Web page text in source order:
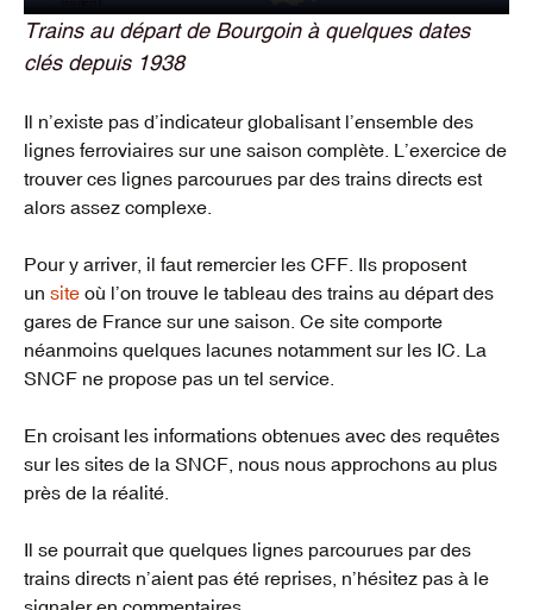
Trains au départ de Bourgoin à quelques dates
clés depuis 1938
Il n’existe pas d’indicateur globalisant l’ensemble des
lignes ferroviaires sur une saison complète. L’exercice de
trouver ces lignes parcourues par des trains directs est
alors assez complexe.
Pour y arriver, il faut remercier les CFF. Ils proposent
un site où l’on trouve le tableau des trains au départ des
gares de France sur une saison. Ce site comporte
néanmoins quelques lacunes notamment sur les IC. La
SNCF ne propose pas un tel service.
En croisant les informations obtenues avec des requêtes
sur les sites de la SNCF, nous nous approchons au plus
près de la réalité.
Il se pourrait que quelques lignes parcourues par des
trains directs n’aient pas été reprises, n’hésitez pas à le